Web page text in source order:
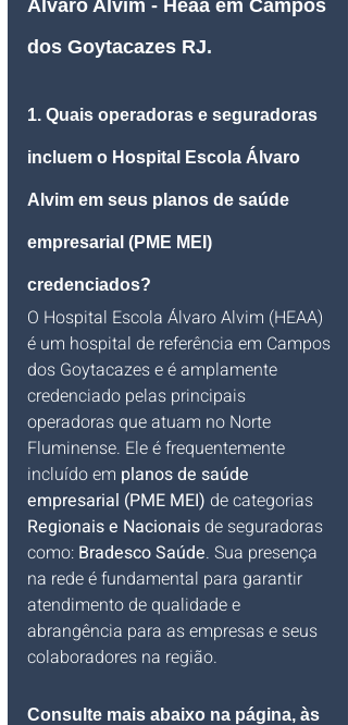
Álvaro Alvim - Heaa em Campos
dos Goytacazes RJ.
1. Quais operadoras e seguradoras
incluem o Hospital Escola Álvaro
Alvim em seus planos de saúde
empresarial (PME MEI)
credenciados?
O Hospital Escola Álvaro Alvim (HEAA)
é um hospital de referência em Campos
dos Goytacazes e é amplamente
credenciado pelas principais
operadoras que atuam no Norte
Fluminense. Ele é frequentemente
incluído em planos de saúde
empresarial (PME MEI) de categorias
Regionais e Nacionais de seguradoras
como: Bradesco Saúde. Sua presença
na rede é fundamental para garantir
atendimento de qualidade e
abrangência para as empresas e seus
colaboradores na região.
Consulte mais abaixo na página, às